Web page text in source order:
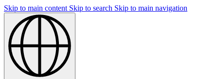
Skip to main content Skip to search Skip to main navigation